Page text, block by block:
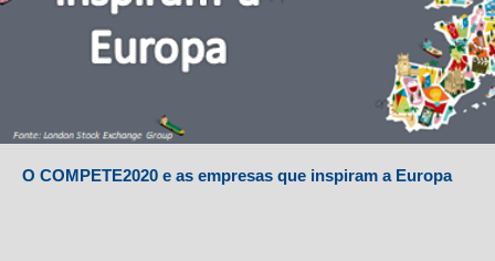
O COMPETE2020 e as empresas que inspiram a Europa